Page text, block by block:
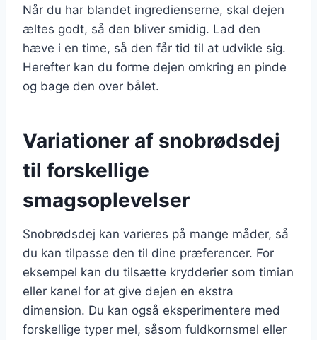
Når du har blandet ingredienserne, skal dejen
æltes godt, så den bliver smidig. Lad den
hæve i en time, så den får tid til at udvikle sig.
Herefter kan du forme dejen omkring en pinde
og bage den over bålet.
Variationer af snobrødsdej
til forskellige
smagsoplevelser
Snobrødsdej kan varieres på mange måder, så
du kan tilpasse den til dine præferencer. For
eksempel kan du tilsætte krydderier som timian
eller kanel for at give dejen en ekstra
dimension. Du kan også eksperimentere med
forskellige typer mel, såsom fuldkornsmel eller